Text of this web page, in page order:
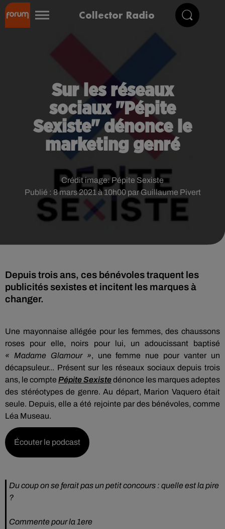
Collector Radio
Sur les réseaux
sociaux "Pépite
Sexiste" dénonce le
marketing genré
Publié : 8 mars 2021 à 10h00 par Guillaume Pivert
Crédit image:Pépite Sexiste
Depuis trois ans, ces bénévoles traquent les
publicités sexistes et incitent les marques à
changer.
Une mayonnaise allégée pour les femmes, des chaussons
roses pour elle, noirs pour lui, un adoucissant baptisé
« Madame Glamour », une femme nue pour vanter un
décapsuleur... Présent sur les réseaux sociaux depuis trois
ans, le compte Pépite Sexistedénonce les marques adeptes
des stéréotypes de genre. Au départ, Marion Vaquero était
seule. Depuis, elle a été rejointe par des bénévoles, comme
Léa Museau.
Écouter le podcast
Du coup on se ferait pas un petit concours : quelle est la pire
?
Commente pour la 1ere